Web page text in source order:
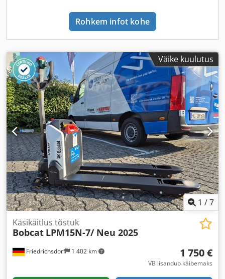
Rohkem infot kohe
Väike kuulutus
1 /7
Friedrichsdorf 1 402 km
Käsikäitlus tõstuk
Bobcat LPM15N-7/ Neu 2025
1 750 €
VB lisandub käibemaks